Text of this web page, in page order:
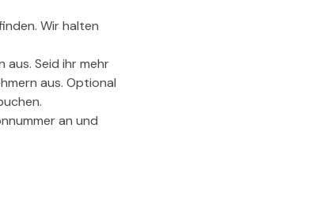
Wir halten
Seid ihr mehr
aus. Optional
an und